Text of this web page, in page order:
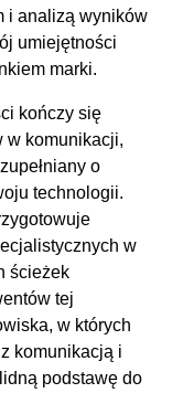
i analizą wyników
umiejętności
marki.
kończy się
w komunikacji,
o
technologii.
w
ścieżek
tej
w których
komunikacją i
podstawę do